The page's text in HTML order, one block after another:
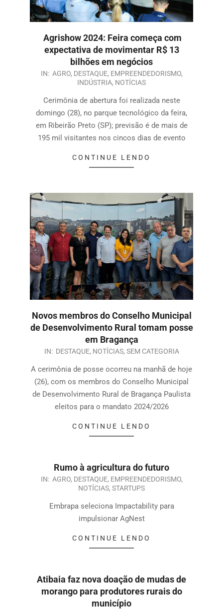
Agrishow 2024: Feira começa com
expectativa de movimentar R$ 13
bilhões em negócios
IN: AGRO, DESTAQUE, EMPREENDEDORISMO,
INDÚSTRIA, NOTÍCIAS
Cerimônia de abertura foi realizada neste
domingo (28), no parque tecnológico da feira,
em Ribeirão Preto (SP); previsão é de mais de
195 mil visitantes nos cincos dias de evento
CONTINUE LENDO
Novos membros do Conselho Municipal
de Desenvolvimento Rural tomam posse
em Bragança
IN: DESTAQUE, NOTÍCIAS, SEM CATEGORIA
A cerimônia de posse ocorreu na manhã de hoje
(26), com os membros do Conselho Municipal
de Desenvolvimento Rural de Bragança Paulista
eleitos para o mandato 2024/2026
CONTINUE LENDO
Rumo à agricultura do futuro
IN: AGRO, DESTAQUE, EMPREENDEDORISMO,
NOTÍCIAS, STARTUPS
Embrapa seleciona Impactability para
impulsionar AgNest
CONTINUE LENDO
Atibaia faz nova doação de mudas de
morango para produtores rurais do
município